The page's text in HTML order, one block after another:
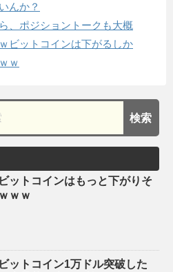
んか？
、ポジショントークも大概
ビットコインは下がるしか
ｗ
ットコインはもっと下がりそ
ｗｗ
ットコイン1万ドル突破した